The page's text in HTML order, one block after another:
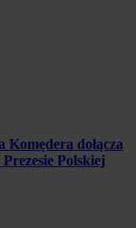
dołącza
Polskiej